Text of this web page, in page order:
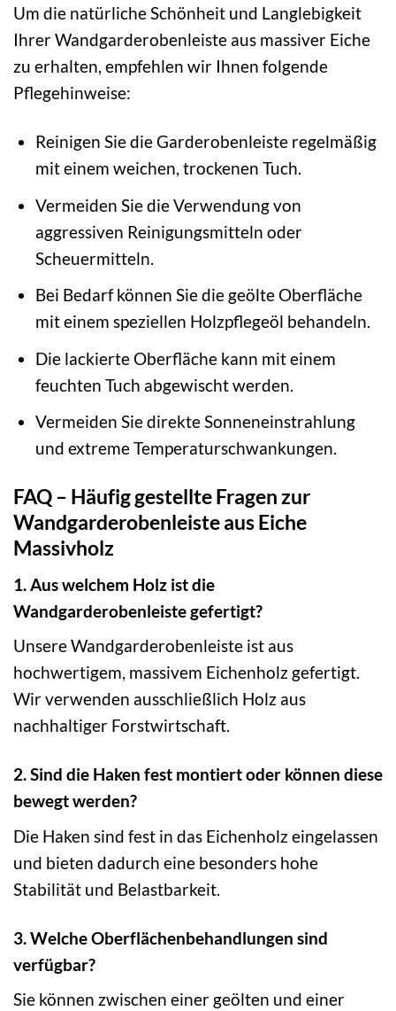
Um die natürliche Schönheit und Langlebigkeit
Ihrer Wandgarderobenleiste aus massiver Eiche
zu erhalten, empfehlen wir Ihnen folgende
Pflegehinweise:
Reinigen Sie die Garderobenleiste regelmäßig
mit einem weichen, trockenen Tuch.
Vermeiden Sie die Verwendung von
aggressiven Reinigungsmitteln oder
Scheuermitteln.
Bei Bedarf können Sie die geölte Oberfläche
mit einem speziellen Holzpflegeöl behandeln.
Die lackierte Oberfläche kann mit einem
feuchten Tuch abgewischt werden.
Vermeiden Sie direkte Sonneneinstrahlung
und extreme Temperaturschwankungen.
FAQ – Häufig gestellte Fragen zur
Wandgarderobenleiste aus Eiche
Massivholz
1. Aus welchem Holz ist die
Wandgarderobenleiste gefertigt?
Unsere Wandgarderobenleiste ist aus
hochwertigem, massivem Eichenholz gefertigt.
Wir verwenden ausschließlich Holz aus
nachhaltiger Forstwirtschaft.
2. Sind die Haken fest montiert oder können diese
bewegt werden?
Die Haken sind fest in das Eichenholz eingelassen
und bieten dadurch eine besonders hohe
Stabilität und Belastbarkeit.
3. Welche Oberflächenbehandlungen sind
verfügbar?
Sie können zwischen einer geölten und einer